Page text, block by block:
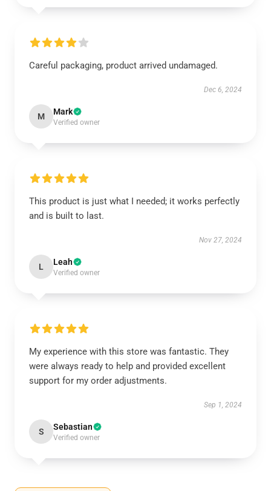
Careful packaging, product arrived undamaged.
Dec 6, 2024
M Mark
Verified owner
This product is just what I needed; it works perfectly
and is built to last.
Nov 27, 2024
L Leah
Verified owner
My experience with this store was fantastic. They
were always ready to help and provided excellent
support for my order adjustments.
Sep 1, 2024
S Sebastian
Verified owner